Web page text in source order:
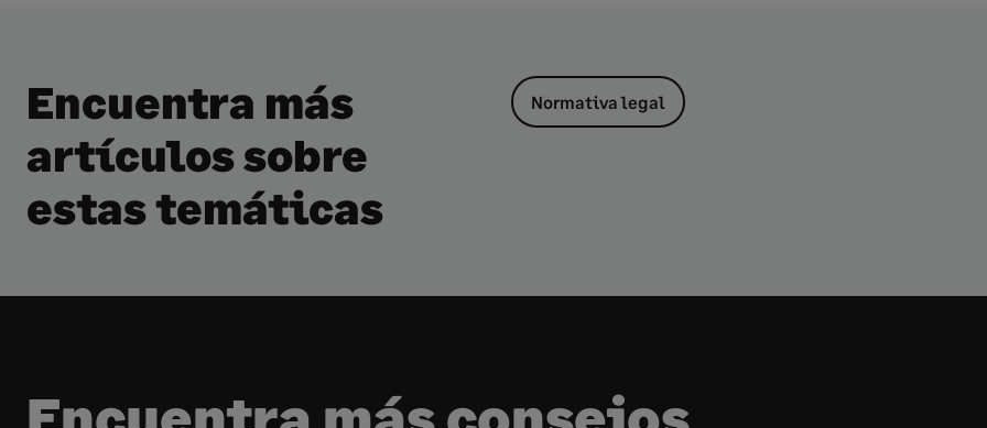
Encuentra más
artículos sobre
estas temáticas
Normativa legal